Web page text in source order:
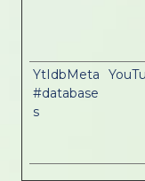
YtIdbMeta
#database
s